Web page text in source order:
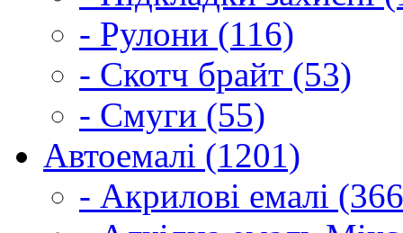
- Рулони (116)
- Скотч брайт (53)
- Смуги (55)
Автоемалі (1201)
- Акрилові емалі